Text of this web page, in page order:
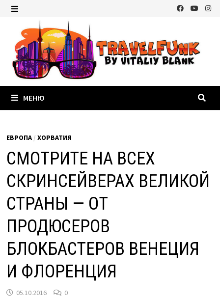
Перейти
содержимому
МЕНЮ
ЕВРОПА /ХОРВАТИЯ
СМОТРИТЕ НА ВСЕХ
СКРИНСЕЙВЕРАХ ВЕЛИКОЙ
СТРАНЫ — ОТ
ПРОДЮСЕРОВ
БЛОКБАСТЕРОВ ВЕНЕЦИЯ
И ФЛОРЕНЦИЯ
05.10.2016 0